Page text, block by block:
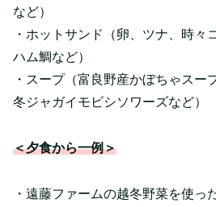
など）
・ホットサンド（卵、ツナ、時々
ハム鯛など）
・スープ（富良野産かぼちゃスー
冬ジャガイモビシソワーズなど）
＜夕食から一例＞
・遠藤ファームの越冬野菜を使っ